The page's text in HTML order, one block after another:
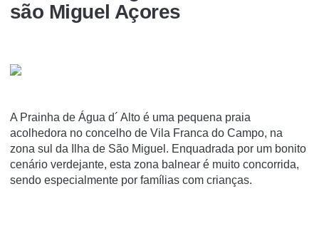
são Miguel Açores
A Prainha de Água d´ Alto é uma pequena praia
acolhedora no concelho de Vila Franca do Campo, na
zona sul da Ilha de São Miguel. Enquadrada por um bonito
cenário verdejante, esta zona balnear é muito concorrida,
sendo especialmente por famílias com crianças.